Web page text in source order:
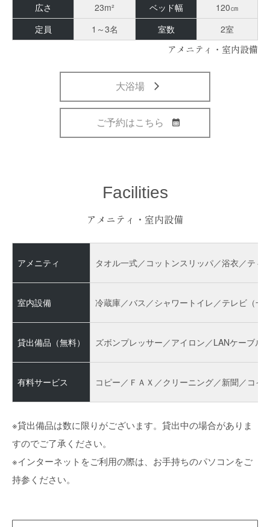
広さ 23m² ベッド幅
120㎝
定員
1～3名 室数 2室
アメニティ・室内設備
大浴場
ご予約はこちら
Facilities
アメニティ・室内設備
アメニティ タオル一式／コットンスリッパ／浴衣／テ
室内設備 冷蔵庫／バス／シャワートイレ／テレビ（一
貸出備品（無料） ズボンプレッサー／アイロン／LANケーブル
有料サービス コピー／ＦＡＸ／クリーニング／新聞／コイ
※貸出備品は数に限りがございます。貸出中の場合がありま
すのでご了承ください。
※インターネットをご利用の際は、お手持ちのパソコンをご
持参ください。